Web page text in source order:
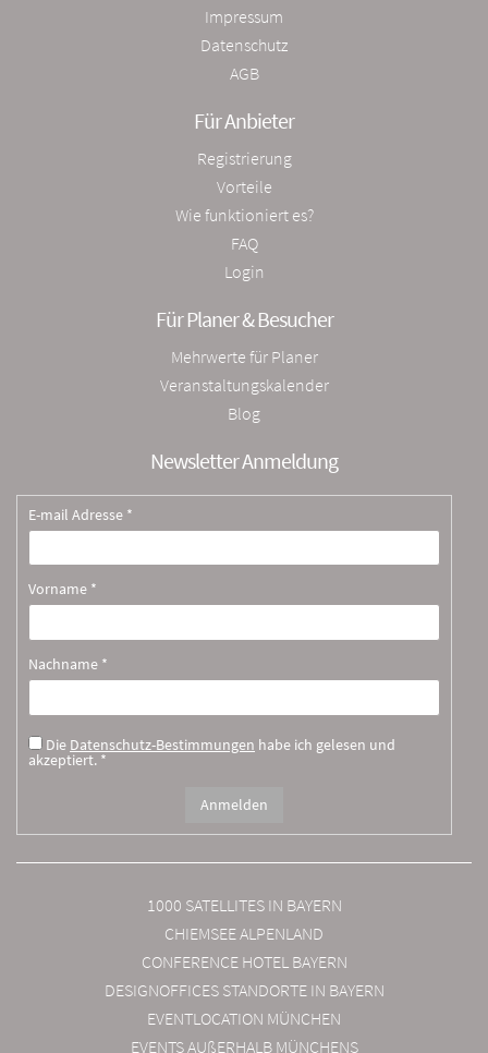
Impressum
Datenschutz
AGB
Für Anbieter
Registrierung
Vorteile
Wie funktioniert es?
FAQ
Login
Für Planer & Besucher
Mehrwerte für Planer
Veranstaltungskalender
Blog
Newsletter Anmeldung
E-mail Adresse *
Vorname *
Nachname *
Die Datenschutz-Bestimmungen habe ich gelesen und
akzeptiert. *
1000 SATELLITES IN BAYERN
CHIEMSEE ALPENLAND
CONFERENCE HOTEL BAYERN
DESIGNOFFICES STANDORTE IN BAYERN
EVENTLOCATION MÜNCHEN
EVENTS AUßERHALB MÜNCHENS